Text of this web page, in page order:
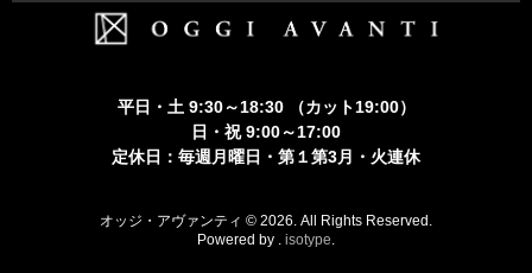
平日・土 9:30～18:30 （カット19:00）
日・祝 9:00～17:00
定休日：毎週月曜日・第１第3月・火連休
オッジ・アヴァンティ © 2026. All Rights Reserved.
Powered by . isotype.